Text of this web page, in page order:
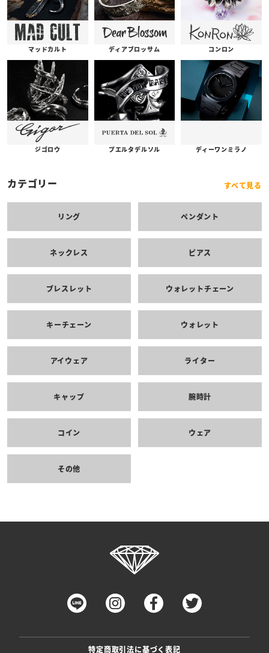
マッドカルト ディアブロッサム コンロン
ジゴロウ プエルタデルソル ディーワンミラノ
カテゴリー すべて見る
リング ペンダント
ネックレス ピアス
ブレスレット ウォレットチェーン
キーチェーン ウォレット
アイウェア ライター
キャップ 腕時計
コイン ウェア
その他
特定商取引法に基づく表記